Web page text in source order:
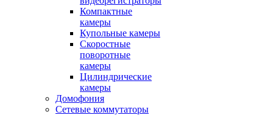
Компактные
камеры
Купольные камеры
Скоростные
поворотные
камеры
Цилиндрические
камеры
Домофония
Сетевые коммутаторы